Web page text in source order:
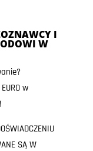
I
W
w
SĄ W